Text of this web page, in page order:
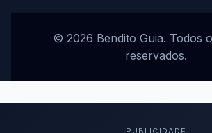
© 2026 Bendito Guia. Todos
reservados.